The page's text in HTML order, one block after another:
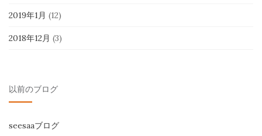
2019年1月 (12)
2018年12月 (3)
以前のブログ
seesaaブログ